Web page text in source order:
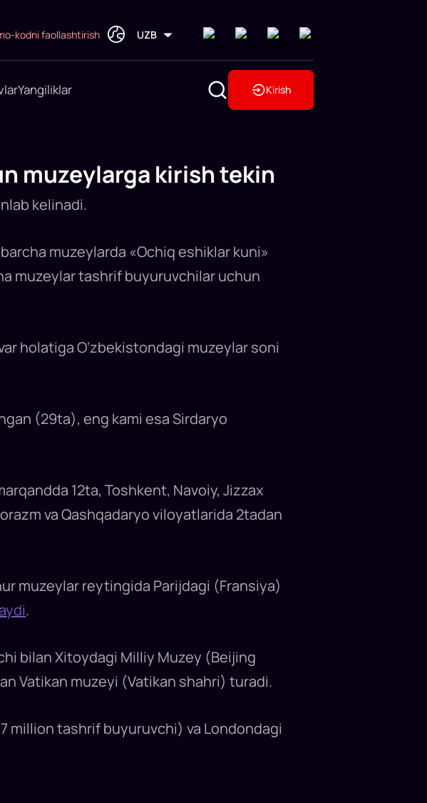
kodni faollashtirish UZB
Yangiliklar Kirish
muzeylarga kirish tekin
kelinadi.
barcha muzeylarda «Ochiq eshiklar kuni»
muzeylar tashrif buyuruvchilar uchun
holatiga O‘zbekistondagi muzeylar soni
(29ta), eng kami esa Sirdaryo
12ta, Toshkent, Navoiy, Jizzax
va Qashqadaryo viloyatlarida 2tadan
muzeylar reytingida Parijdagi (Fransiya)
.
bilan Xitoydagi Milliy Muzey (Beijing
Vatikan muzeyi (Vatikan shahri) turadi.
million tashrif buyuruvchi) va Londondagi